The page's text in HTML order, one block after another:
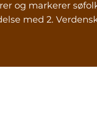
og markerer
med 2.